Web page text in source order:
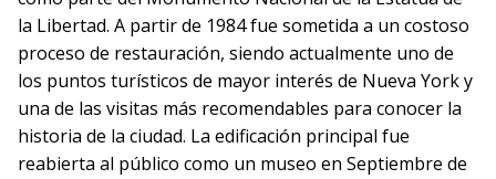
la Libertad. A partir de 1984 fue sometida a un costoso
proceso de restauración, siendo actualmente uno de
los puntos turísticos de mayor interés de Nueva York y
una de las visitas más recomendables para conocer la
historia de la ciudad. La edificación principal fue
reabierta al público como un museo en Septiembre de